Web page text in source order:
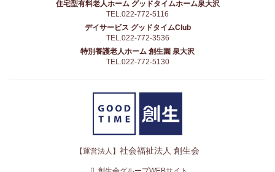
住宅型有料老人ホーム グッドタイムホーム泉大沢
TEL.022-772-5116
デイサービス グッドタイムClub
TEL.022-772-3536
特別養護老人ホーム 創生園 泉大沢
TEL.022-772-5130
【運営法人】 社会福祉法人 創生会